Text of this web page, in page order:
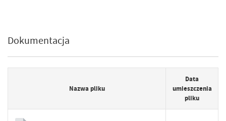
Dokumentacja
Nazwa pliku
Data
umieszczenia
pliku